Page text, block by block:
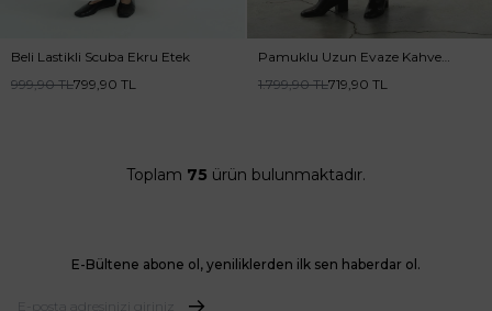
Beli Lastikli Scuba Ekru Etek
999,90TL799,90 TL
Pamuklu Uzun Evaze Kahve
1.799,90TL719,90 TL
Toplam 75 ürün bulunmaktadır.
E-Bültene abone ol, yeniliklerden ilk sen haberdar ol.